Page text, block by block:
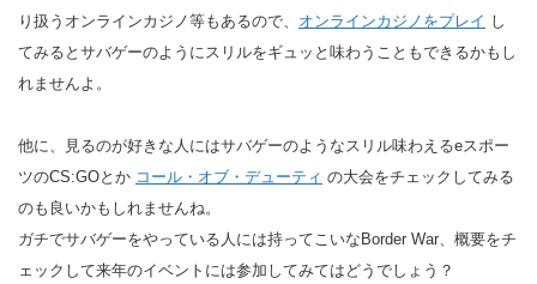
り扱うオンラインカジノ等もあるので、 オンラインカジノをプレイ し
てみるとサバゲーのようにスリルをギュッと味わうこともできるかもし
れませんよ。
他に、見るのが好きな人にはサバゲーのようなスリル味わえるeスポー
ツのCS:GOとか コール・オブ・デューティ の大会をチェックしてみる
のも良いかもしれませんね。
ガチでサバゲーをやっている人には持ってこいなBorder War、概要をチ
ェックして来年のイベントには参加してみてはどうでしょう？